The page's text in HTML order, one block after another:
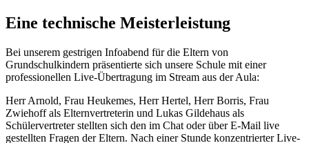
Eine technische Meisterleistung
Bei unserem gestrigen Infoabend für die Eltern von
Grundschulkindern präsentierte sich unsere Schule mit einer
professionellen Live-Übertragung im Stream aus der Aula:
Herr Arnold, Frau Heukemes, Herr Hertel, Herr Borris, Frau
Zwiehoff als Elternvertreterin und Lukas Gildehaus als
Schülervertreter stellten sich den im Chat oder über E-Mail live
gestellten Fragen der Eltern. Nach einer Stunde konzentrierter Live-